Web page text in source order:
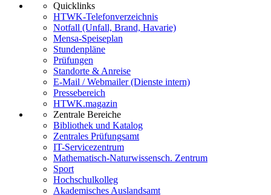
Quicklinks
HTWK-Telefonverzeichnis
Notfall (Unfall, Brand, Havarie)
Mensa-Speiseplan
Stundenpläne
Prüfungen
Standorte & Anreise
E-Mail / Webmailer (Dienste intern)
Pressebereich
HTWK.magazin
Zentrale Bereiche
Bibliothek und Katalog
Zentrales Prüfungsamt
IT-Servicezentrum
Mathematisch-Naturwissensch. Zentrum
Sport
Hochschulkolleg
Akademisches Auslandsamt